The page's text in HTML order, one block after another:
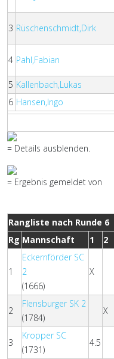
3 Rüschenschmidt,Dirk
4 Pahl,Fabian
5 Kallenbach,Lukas
6 Hansen,Ingo
= Details ausblenden.
= Ergebnis gemeldet von
Rangliste nach Runde 6
Rg Mannschaft 1 2
1
Eckernförder SC
2
(1666)
X
2
Flensburger SK 2
(1784)
X
3
Kropper SC
(1731)
4.5